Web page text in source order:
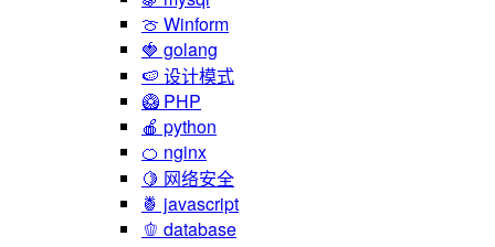
🍈 Winform
🍓 golang
🍉 设计模式
🥝 PHP
🍎 python
🍊 nginx
🍋 网络安全
🍍 javascript
🫑 database